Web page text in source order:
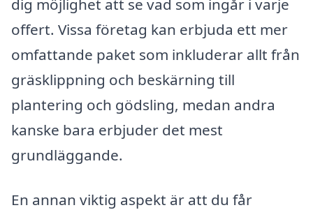
dig möjlighet att se vad som ingår i varje
offert. Vissa företag kan erbjuda ett mer
omfattande paket som inkluderar allt från
gräsklippning och beskärning till
plantering och gödsling, medan andra
kanske bara erbjuder det mest
grundläggande.
En annan viktig aspekt är att du får